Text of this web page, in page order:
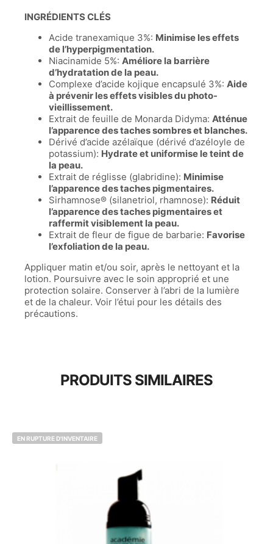
INGRÉDIENTS CLÉS
Acide tranexamique 3%: Minimise les effets
de l’hyperpigmentation.
Niacinamide 5%: Améliore la barrière
d’hydratation de la peau.
Complexe d’acide kojique encapsulé 3%: Aide
à prévenir les effets visibles du photo-
vieillissement.
Extrait de feuille de Monarda Didyma: Atténue
l’apparence des taches sombres et blanches.
Dérivé d’acide azélaïque (dérivé d’azéloyle de
potassium): Hydrate et uniformise le teint de
la peau.
Extrait de réglisse (glabridine): Minimise
l’apparence des taches pigmentaires.
Sirhamnose® (silanetriol, rhamnose): Réduit
l’apparence des taches pigmentaires et
raffermit visiblement la peau.
Extrait de fleur de figue de barbarie: Favorise
l’exfoliation de la peau.
Appliquer matin et/ou soir, après le nettoyant et la
lotion. Poursuivre avec le soin approprié et une
protection solaire. Conserver à l’abri de la lumière
et de la chaleur. Voir l’étui pour les détails des
précautions.
PRODUITS SIMILAIRES
EN RUPTURE D'INVENTAIRE